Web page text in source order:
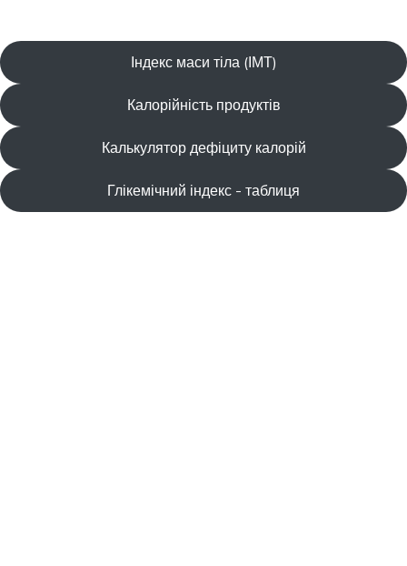
Індекс маси тіла (ІМТ)
Калорійність продуктів
Калькулятор дефіциту калорій
Глікемічний індекс - таблиця